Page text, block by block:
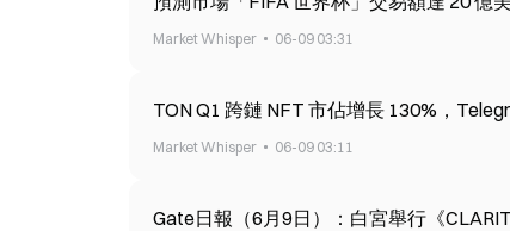
Market Whisper 06-09 03:31
TON Q1 跨鏈 NFT 市佔增長 130%，
Market Whisper 06-09 03:11
Gate日報（6月9日）：白宮舉行《